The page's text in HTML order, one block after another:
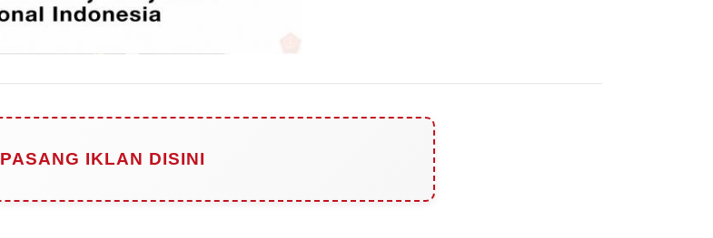
PASANG IKLAN DISINI